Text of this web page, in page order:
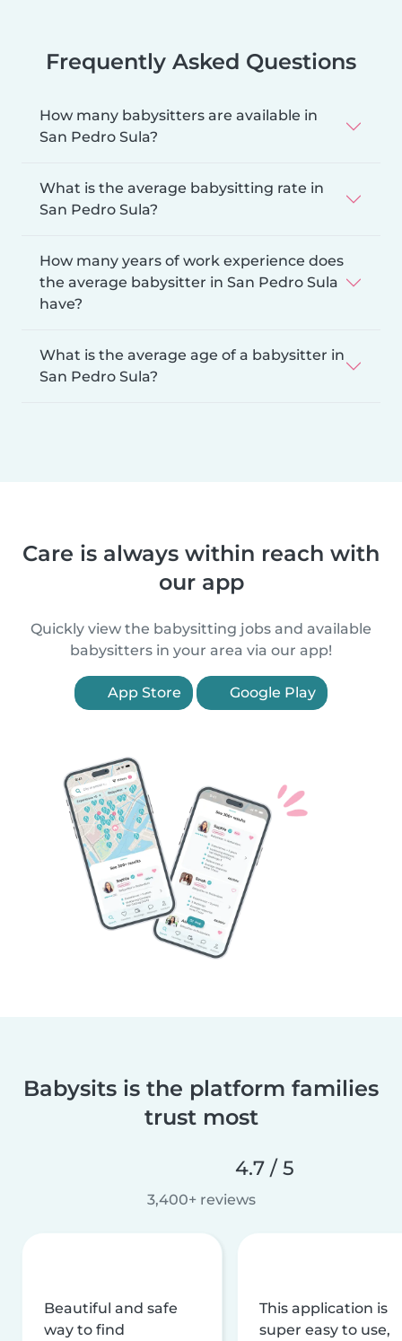
Frequently Asked Questions
How many babysitters are available in
San Pedro Sula?
What is the average babysitting rate in
San Pedro Sula?
How many years of work experience does
the average babysitter in San Pedro Sula
have?
What is the average age of a babysitter in
San Pedro Sula?
Care is always within reach with
our app
Quickly view the babysitting jobs and available
babysitters in your area via our app!
App Store Google Play
Babysits is the platform families
trust most
4.7 / 5
3,400+ reviews
Beautiful and safe
way to find
This application is
super easy to use,